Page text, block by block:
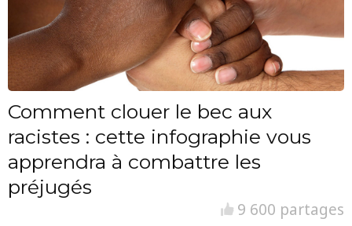
Comment clouer le bec aux
racistes : cette infographie vous
apprendra à combattre les
préjugés
9 600 partages